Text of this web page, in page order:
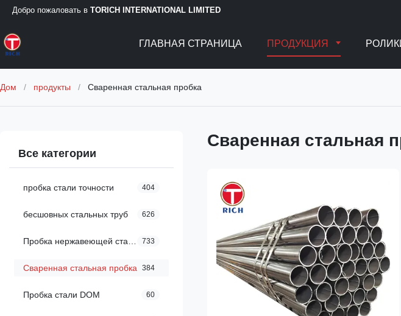
Добро пожаловать в TORICH INTERNATIONAL LIMITED
ГЛАВНАЯ СТРАНИЦА ПРОДУКЦИЯ
Дом / продукты / Сваренная стальная пробка
Все категории
пробка стали точности 404
бесшовных стальных труб 626
733
Сваренная стальная пробка 384
Пробка стали DOM 60
Сваренная стальная